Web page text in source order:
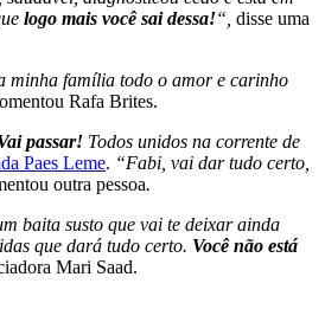
logo mais você sai dessa!“, disse uma
minha família todo o amor e carinho
Rafa Brites.
passar! Todos unidos na corrente de
Paes Leme. “Fabi, vai dar tudo certo,
outra pessoa.
baita susto que vai te deixar ainda
que dará tudo certo. Você não está
Mari Saad.